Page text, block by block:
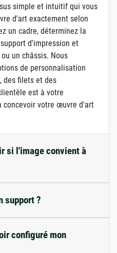
simple et intuitif qui vous
d'art exactement selon
un cadre, déterminez la
d'impression et
un châssis. Nous
de personnalisation
des filets et des
est à votre
concevoir votre œuvre d'art
si l'image convient à
support ?
configuré mon